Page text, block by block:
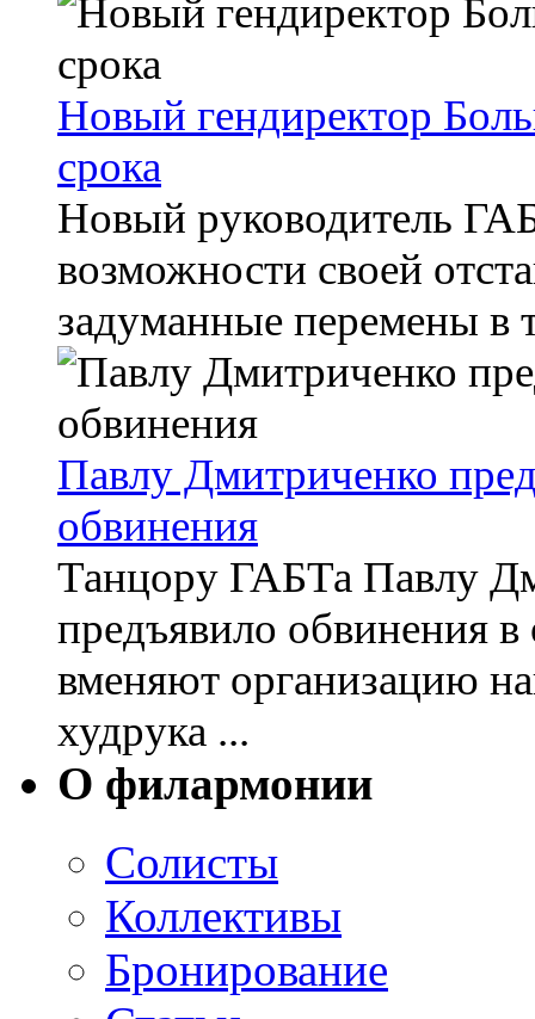
Новый гендиректор
срока
Новый руководитель
возможности своей
задуманные перемены в
Павлу Дмитриченко
обвинения
Танцору ГАБТа Павлу
предъявило обвинения
вменяют организацию
худрука ...
О филармонии
Солисты
Коллективы
Бронирование